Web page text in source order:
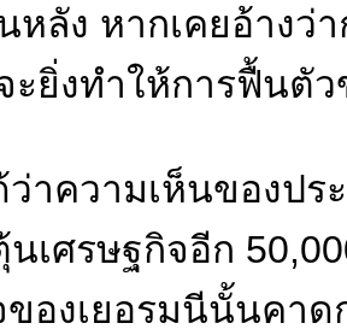
หลัง หากเคยอ้างว่
ะยิ่งทำให้การฟื้นตั
ว่าความเห็นของป
นเศรษฐกิจอีก
ของเยอรมนีนั้นคา